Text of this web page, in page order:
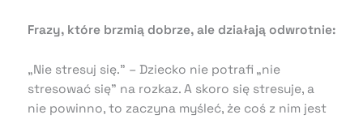
Frazy, które brzmią dobrze, ale działają odwrotnie:
„Nie stresuj się.” – Dziecko nie potrafi „nie
stresować się” na rozkaz. A skoro się stresuje, a
nie powinno, to zaczyna myśleć, że coś z nim jest